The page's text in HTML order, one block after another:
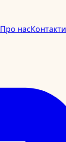
Про насКонтакти